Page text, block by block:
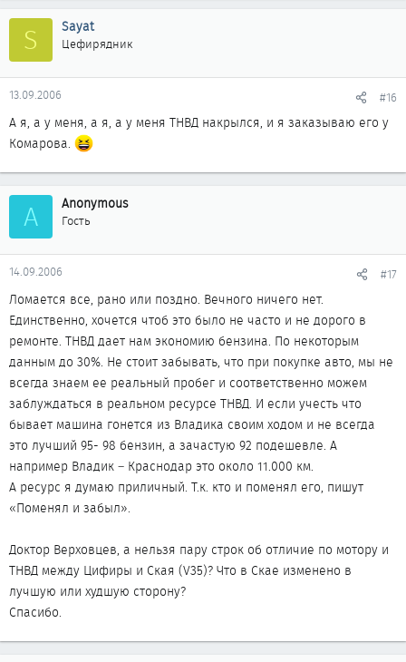
S Sayat
Цефирядник
13.09.2006 #16
А я, а у меня, а я, а у меня ТНВД накрылся, и я заказываю его у
Комарова.
A Anonymous
Гость
14.09.2006 #17
Ломается все, рано или поздно. Вечного ничего нет.
Единственно, хочется чтоб это было не часто и не дорого в
ремонте. ТНВД дает нам экономию бензина. По некоторым
данным до 30%. Не стоит забывать, что при покупке авто, мы не
всегда знаем ее реальный пробег и соответственно можем
заблуждаться в реальном ресурсе ТНВД. И если учесть что
бывает машина гонется из Владика своим ходом и не всегда
это лучший 95- 98 бензин, а зачастую 92 подешевле. А
например Владик – Краснодар это около 11.000 км.
А ресурс я думаю приличный. Т.к. кто и поменял его, пишут
«Поменял и забыл».
Доктор Верховцев, а нельзя пару строк об отличие по мотору и
ТНВД между Цифиры и Ская (V35)? Что в Скае изменено в
лучшую или худшую сторону?
Спасибо.